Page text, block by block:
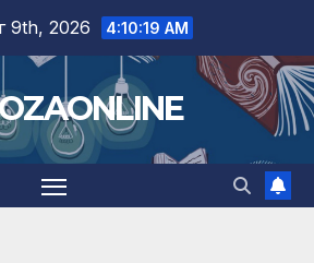
9th, 2026 4:10:20 AM